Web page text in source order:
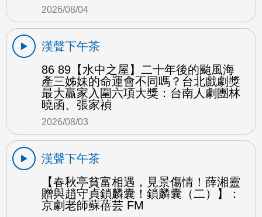
2026/08/04
漢聲下午茶
86 89【水中之屋】二十年後的颱風海
產三姊妹的命運會不同嗎？台北戲劇獎
最大贏家入圍六項大獎：台南人劇團林
曉函、張家禎
2026/08/03
漢聲下午茶
【春秋亭貧富相遇，見景傷情！薛湘靈
贈與趙守貞鎖麟囊！鎖麟囊（二）】：
京劇老師蘇蓓芸 FM